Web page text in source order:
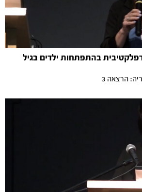
בהתפתחות ילדים בגיל
הרצאה 3